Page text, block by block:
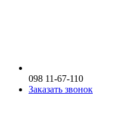
098 11-67-110
Заказать звонок